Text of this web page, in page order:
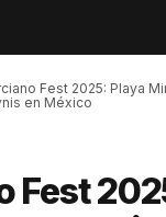
Fest 2025: Playa
en México
Fest